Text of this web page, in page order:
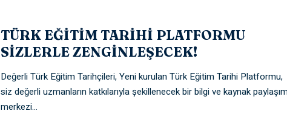
TÜRK EĞİTİM TARİHİ PLATFORMU
SİZLERLE ZENGİNLEŞECEK!
Değerli Türk Eğitim Tarihçileri, Yeni kurulan Türk Eğitim Tarihi Platformu,
siz değerli uzmanların katkılarıyla şekillenecek bir bilgi ve kaynak
merkezi…